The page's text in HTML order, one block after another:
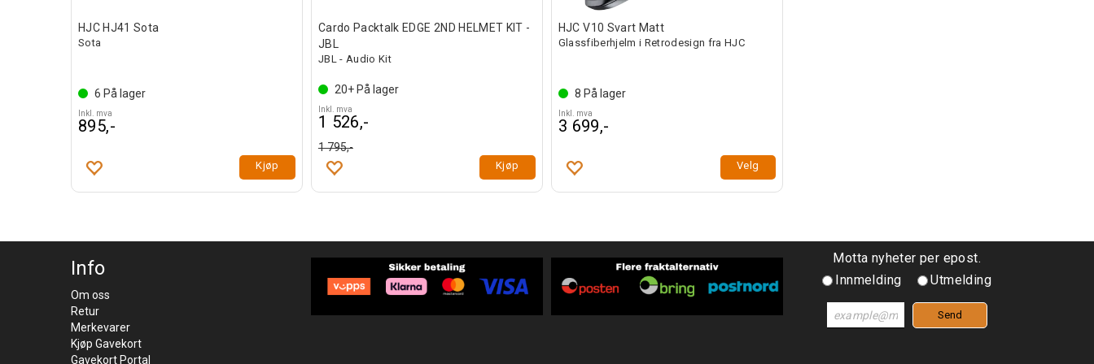
HJC HJ41 Sota
Sota
6 På lager
Inkl. mva
895,-
Kjøp
Cardo Packtalk EDGE 2ND HELMET KIT -
JBL
JBL - Audio Kit
20+På lager
Inkl. mva
1 526,-
1 795,-
Kjøp
HJC V10 Svart Matt
Glassfiberhjelm i Retrodesign fra HJC
8 På lager
Inkl. mva
3 699,-
Velg
Info
Om oss
Retur
Merkevarer
Kjøp Gavekort
Gavekort Portal
Motta nyheter per epost.
Innmelding
Utmelding